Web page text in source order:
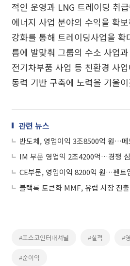
적인 운영과 LNG 트레이딩 취
에너지 사업 분야의 수익을 확
강화를 통해 트레이딩사업을 확
름에 발맞춰 그룹의 수소 사업
전기차부품 사업 등 친환경 사
동력 기반 구축에 노력을 기울
관련 뉴스
반도체, 영업이익 3조8500억 원…메
IM 부문 영업익 2조4200억…경쟁
CE부문, 영업이익 8200억 원…펜트
블랙록 토큰화 MMF, 유럽 시장 진출
#포스코인터내셔널 #실적 #
#순이익